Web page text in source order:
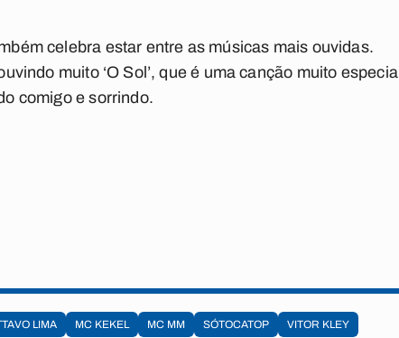
celebra estar entre as músicas mais ouvidas.
muito ‘O Sol’, que é uma canção muito especial
comigo e sorrindo.
LIMA MC KEKEL MC MM SÓTOCATOP
VITOR KLEY